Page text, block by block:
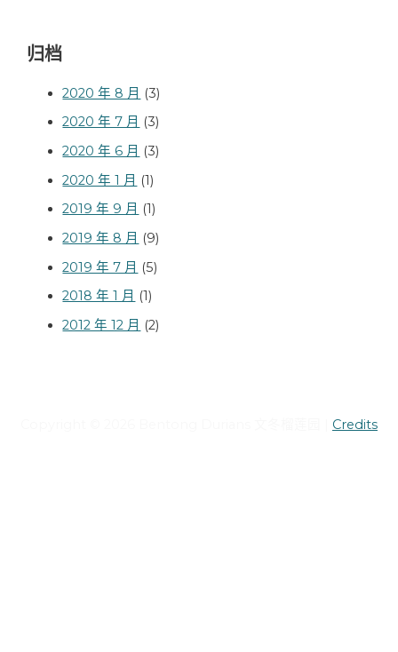
归档
2020 年 8 月 (3)
2020 年 7 月 (3)
2020 年 6 月 (3)
2020 年 1 月 (1)
2019 年 9 月 (1)
2019 年 8 月 (9)
2019 年 7 月 (5)
2018 年 1 月 (1)
2012 年 12 月 (2)
Credits